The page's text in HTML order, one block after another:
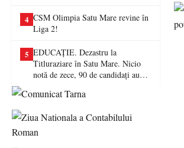
4 CSM Olimpia Satu Mare revine în
Liga 2!
5 EDUCAȚIE. Dezastru la
Titluraziare în Satu Mare. Nicio
notă de zece, 90 de candidați au